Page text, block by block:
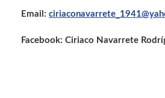
Email:
Facebook: Ciriaco Navarrete